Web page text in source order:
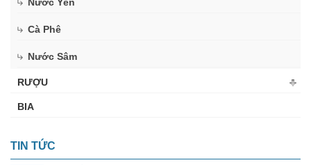
Cà Phê
Nước Sâm
RƯỢU
BIA
TIN TỨC